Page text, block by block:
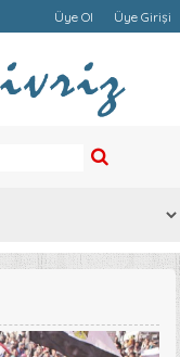
Üye Ol Üye Girişi